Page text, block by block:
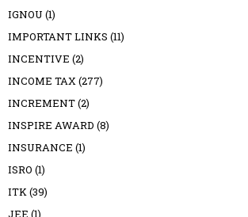
IGNOU (1)
IMPORTANT LINKS (11)
INCENTIVE (2)
INCOME TAX(277)
INCREMENT(2)
INSPIRE AWARD (8)
INSURANCE (1)
ISRO (1)
ITK(39)
JEE (1)